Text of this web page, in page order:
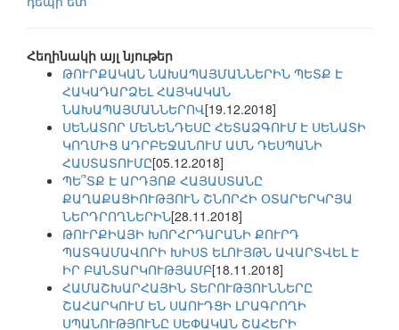
Հեղինակի այլ նյութեր
ԹՈՒՐՔԱԿԱՆ ՆԱԽԱՊԱՅՄԱՆՆԵՐԻՆ ՊԵՏՔ Է
ՀԱԿԱԴԱՐՁԵԼ ՀԱՅԿԱԿԱՆ
ՆԱԽԱՊԱՅՄԱՆՆԵՐՈՎ[19.12.2018]
ՍԵՆԱՏՈՐ ՄԵՆԵՆԴԵՍԸ ՀԵՏԱՁԳՈՒՄ Է ՍԵՆԱՏԻ
ԿՈՂՄԻՑ ԱԴՐԲԵՋԱՆՈՒՄ ԱՄՆ ԴԵՍՊԱՆԻ
ՀԱՍՏԱՏՈՒՄԸ[05.12.2018]
ՊԵ՞ՏՔ Է ԱՐԴՅՈՔ ՀԱՅԱՍՏԱՆԸ
ՔԱՂԱՔԱՑԻՈՒԹՅՈՒՆ ՇՆՈՐՀԻ ՕՏԱՐԵՐԿՐՅԱ
ՆԵՐԴՐՈՂՆԵՐԻՆ[28.11.2018]
ԹՈՒՐՔԻԱՅԻ ԽՈՐՀՐԴԱՐԱՆԻ ՔՈՒՐԴ
ՊԱՏԳԱՄԱՎՈՐԻ ԽԻՍՏ ԵԼՈՒՅԹՆ ԱՎԱՐՏՎԵԼ Է
ԻՐ ԲԱՆՏԱՐԿՈՒԹՅԱՄԲ[18.11.2018]
ՀԱՄԱՇԽԱՐՀԱՅԻՆ ՏԵՐՈՒԹՅՈՒՆՆԵՐԸ
ՇԱՀԱՐԿՈՒՄ ԵՆ ՍԱՈՒԴՑԻ ԼՐԱԳՐՈՂԻ
ՍՊԱՆՈՒԹՅՈՒՆԸ ՍԵՓԱԿԱՆ ՇԱՀԵՐԻ